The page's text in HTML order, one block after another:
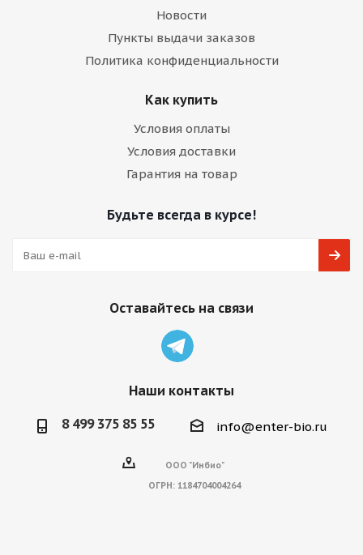
Новости
Пункты выдачи заказов
Политика конфиденциальности
Как купить
Условия оплаты
Условия доставки
Гарантия на товар
Будьте всегда в курсе!
Оставайтесь на связи
Наши контакты
8 499 375 85 55 info@enter-bio.ru
ООО "Инбио"
ОГРН: 1184704004264